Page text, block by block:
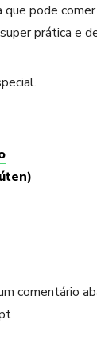
pode
prática e
comentário